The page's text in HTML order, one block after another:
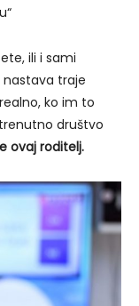
ili i sami
nastava traje
ko im to
društvo
ovaj roditelj.